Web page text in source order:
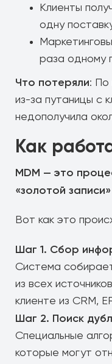
Клиенты
одну
раза одному
Что потеряли: По
из-за путаницы с
недополучила
Как
MDM — это
«золотой
Вот как это
Шаг 1. Сбор
Система
из всех
клиенте из CRM,
Шаг 2. Поиск
Специальные
которые могут